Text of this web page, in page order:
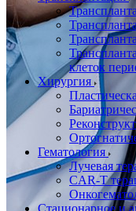
клеток
Хирургия
Гематология
Лучевая
CAR-T
Стационарное и